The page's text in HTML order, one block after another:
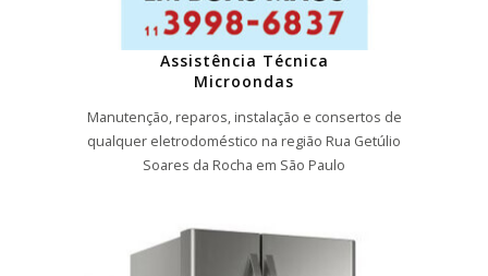
Assistência Técnica
Microondas
Manutenção, reparos, instalação e consertos de
qualquer eletrodoméstico na região Rua Getúlio
Soares da Rocha em São Paulo